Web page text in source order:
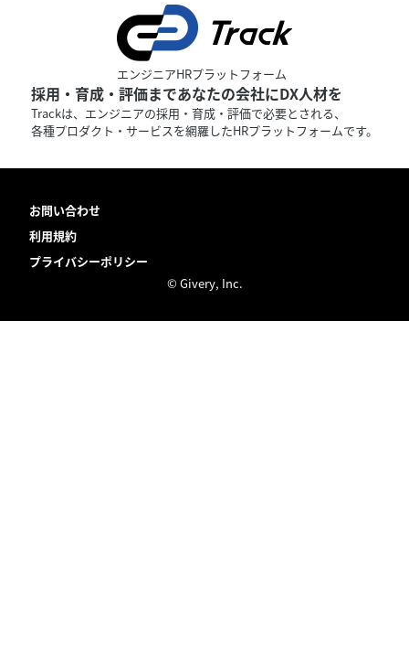
エンジニアHRプラットフォーム
採用・育成・評価まであなたの会社にDX人材を
Trackは、エンジニアの採用・育成・評価で必要とされる、
各種プロダクト・サービスを網羅したHRプラットフォームです。
お問い合わせ
利用規約
プライバシーポリシー
© Givery, Inc.